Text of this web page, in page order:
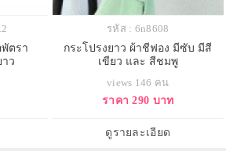
ตรา
าว
รหัส : 6n8608
กระโปรงยาว ผ้าชีฟอง มีซับ มีสี
เขียว และ สีชมพู
views 146 คน
ราคา 290 บาท
ดูรายละเอียด